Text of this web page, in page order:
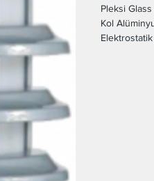
Pleksi Glass
Kol